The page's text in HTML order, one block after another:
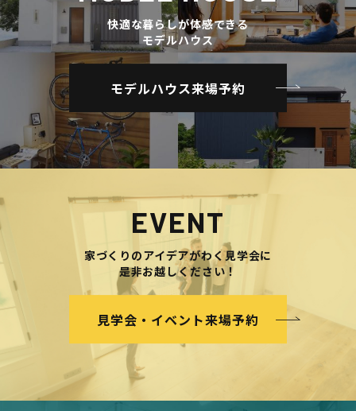
快適な暮らしが体感できる
モデルハウス
モデルハウス来場予約
EVENT
家づくりのアイデアがわく見学会に
是非お越しください！
見学会・イベント来場予約